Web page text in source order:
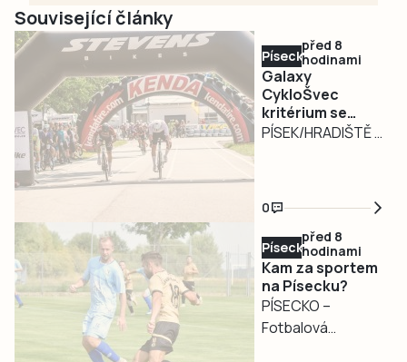
Související články
Písecko
před 8
hodinami
Galaxy
CykloŠvec
kritérium se
vrací na Hradiště
PÍSEK/HRADIŠTĚ –
bude v neděli 9.
srpna dějištěm
tradičního Galaxy
CykloŠvec kritéria
Hradiště 2026.
Oblíbený silniční
závod se pojede
0
Písecko
před 8
hodinami
Kam za sportem
na Písecku?
PÍSECKO –
Fotbalová